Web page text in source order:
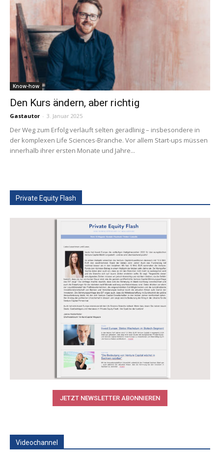
Know-how
Den Kurs ändern, aber richtig
Gastautor - 3. Januar 2025
Der Weg zum Erfolg verläuft selten geradlinig – insbesondere in
der komplexen Life Sciences-Branche. Vor allem Start-ups müssen
innerhalb ihrer ersten Monate und Jahre...
Private Equity Flash
JETZT NEWSLETTER ABONNIEREN
Videochannel